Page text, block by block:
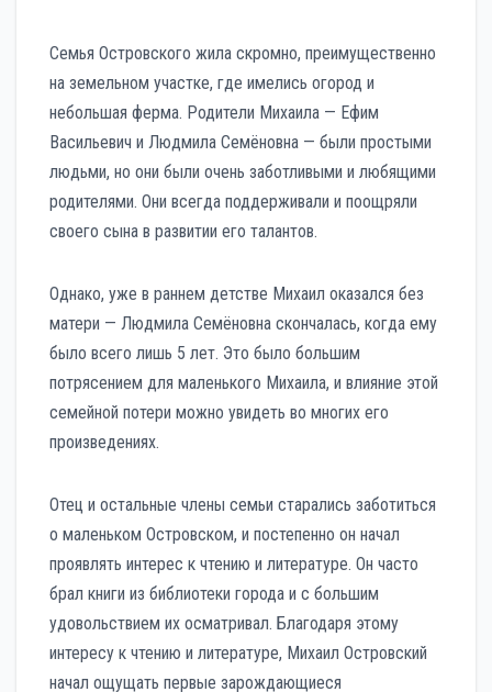
Семья Островского жила скромно, преимущественно
на земельном участке, где имелись огород и
небольшая ферма. Родители Михаила — Ефим
Васильевич и Людмила Семёновна — были простыми
людьми, но они были очень заботливыми и любящими
родителями. Они всегда поддерживали и поощряли
своего сына в развитии его талантов.
Однако, уже в раннем детстве Михаил оказался без
матери — Людмила Семёновна скончалась, когда ему
было всего лишь 5 лет. Это было большим
потрясением для маленького Михаила, и влияние этой
семейной потери можно увидеть во многих его
произведениях.
Отец и остальные члены семьи старались заботиться
о маленьком Островском, и постепенно он начал
проявлять интерес к чтению и литературе. Он часто
брал книги из библиотеки города и с большим
удовольствием их осматривал. Благодаря этому
интересу к чтению и литературе, Михаил Островский
начал ощущать первые зарождающиеся